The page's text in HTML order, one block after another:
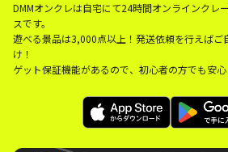
DMMオンクレは自宅にて24時間オンラインクレ
スです。
遊べる景品は3,000点以上！発送依頼を行えばご
け！
ゲット保証機能があるので、初心者の方でも安心